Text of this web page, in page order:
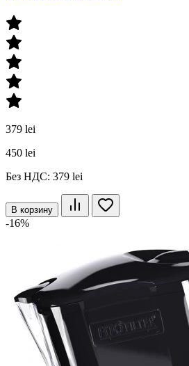
379 lei
450 lei
Без НДС: 379 lei
В корзину
-16%